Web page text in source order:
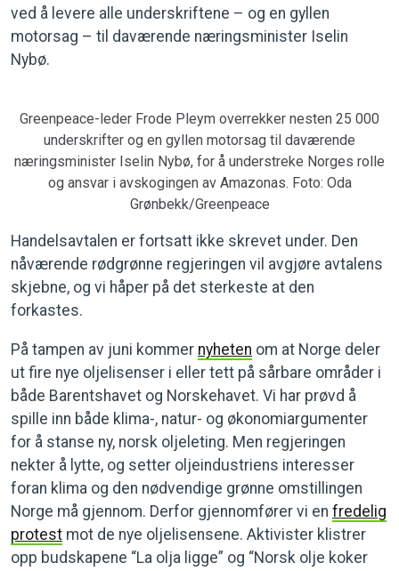
ved å levere alle underskriftene – og en gyllen
motorsag – til daværende næringsminister Iselin
Nybø.
Greenpeace-leder Frode Pleym overrekker nesten 25 000
underskrifter og en gyllen motorsag til daværende
næringsminister Iselin Nybø, for å understreke Norges rolle
og ansvar i avskogingen av Amazonas. Foto: Oda
Grønbekk/Greenpeace
Handelsavtalen er fortsatt ikke skrevet under. Den
nåværende rødgrønne regjeringen vil avgjøre avtalens
skjebne, og vi håper på det sterkeste at den
forkastes.
På tampen av juni kommer nyheten om at Norge deler
ut fire nye oljelisenser i eller tett på sårbare områder i
både Barentshavet og Norskehavet. Vi har prøvd å
spille inn både klima-, natur- og økonomiargumenter
for å stanse ny, norsk oljeleting. Men regjeringen
nekter å lytte, og setter oljeindustriens interesser
foran klima og den nødvendige grønne omstillingen
Norge må gjennom. Derfor gjennomfører vi en fredelig
protest mot de nye oljelisensene. Aktivister klistrer
opp budskapene “La olja ligge” og “Norsk olje koker